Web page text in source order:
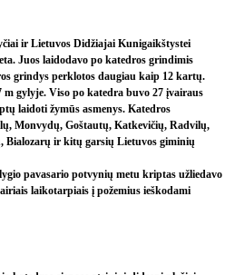
ir Lietuvos Didžiajai Kunigaikštystei
Juos laidodavo po katedros grindimis
grindys perklotos daugiau kaip 12 kartų.
gylyje. Viso po katedra buvo 27 įvairaus
laidoti žymūs asmenys. Katedros
Monvydų, Goštautų, Katkevičių, Radvilų,
Bialozarų ir kitų garsių Lietuvos giminių
pavasario potvynių metu kriptas užliedavo
laikotarpiais į požemius ieškodami